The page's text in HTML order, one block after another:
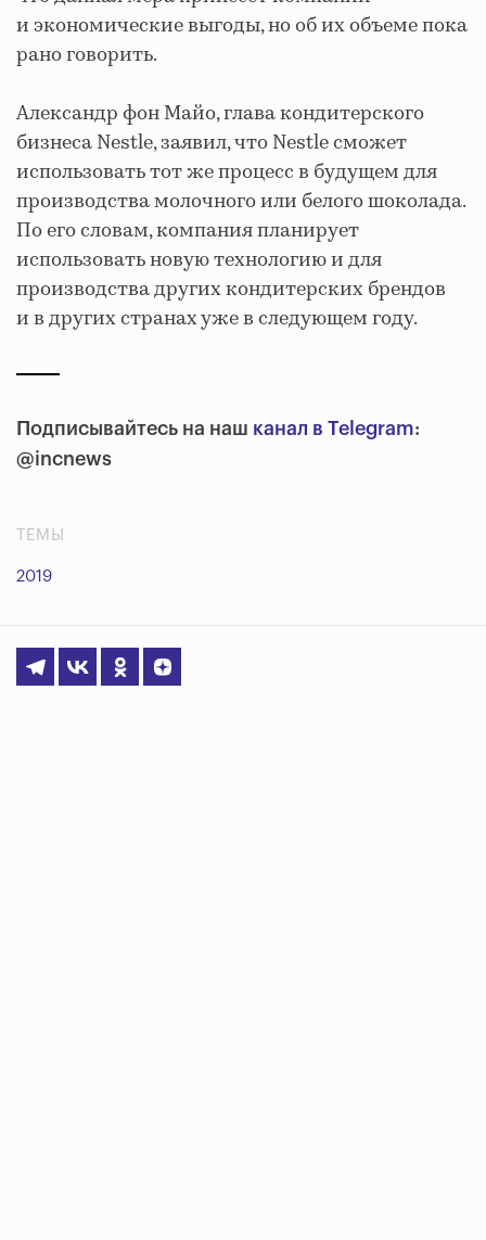
и экономические выгоды, но об их объеме пока
рано говорить.
Александр фон Майо, глава кондитерского
бизнеса Nestle, заявил, что Nestle сможет
использовать тот же процесс в будущем для
производства молочного или белого шоколада.
По его словам, компания планирует
использовать новую технологию и для
производства других кондитерских брендов
и в других странах уже в следующем году.
Подписывайтесь на наш канал в Telegram:
@incnews
ТЕМЫ
2019